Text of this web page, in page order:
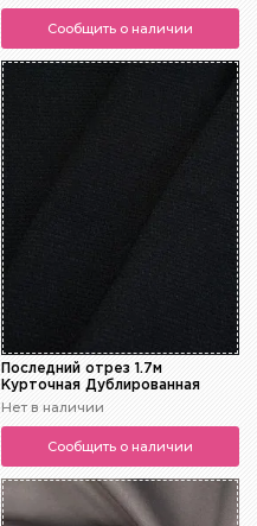
Сообщить о наличии
Последний отрез 1.7м
Курточная Дублированная
Нет в наличии
Сообщить о наличии